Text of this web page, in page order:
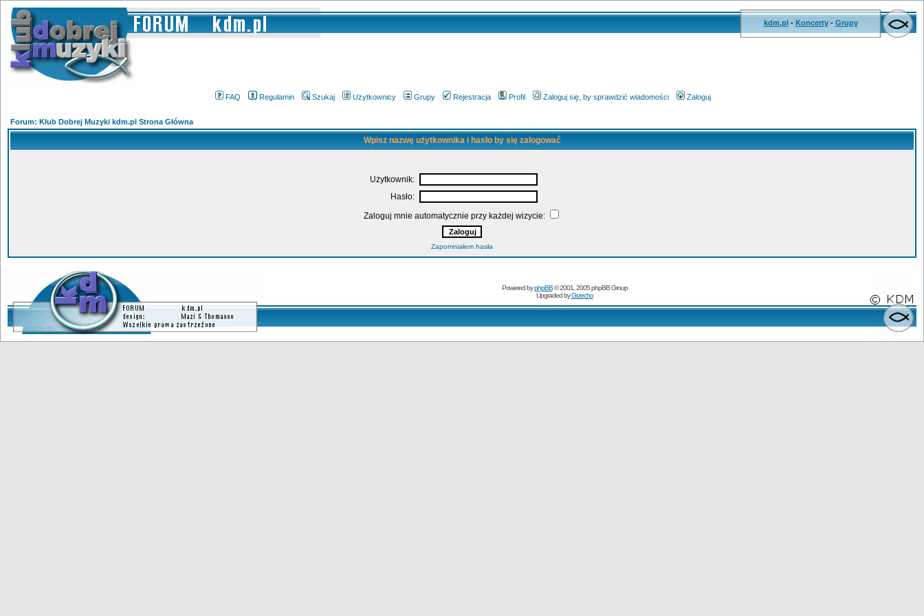
kdm.pl- Koncerty- Grupy
FAQ Regulamin Szukaj Użytkownicy Grupy Rejestracja Profil Zaloguj się, by sprawdzić wiadomości Zaloguj
Forum: Klub Dobrej Muzyki kdm.pl Strona Główna
Wpisz nazwę użytkownika i hasło by się zalogować
Użytkownik:
Hasło:
Zaloguj mnie automatycznie przy każdej wizycie:
Zapomniałem hasła
Powered byphpBB© 2001, 2005 phpBB Group
Upgraded byGrzecho